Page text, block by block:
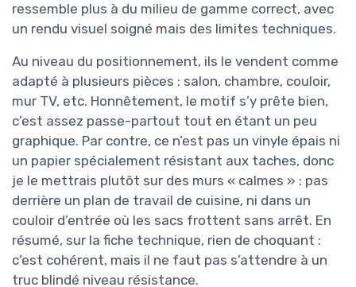
ressemble plus à du milieu de gamme correct, avec
un rendu visuel soigné mais des limites techniques.
Au niveau du positionnement, ils le vendent comme
adapté à plusieurs pièces : salon, chambre, couloir,
mur TV, etc. Honnêtement, le motif s’y prête bien,
c’est assez passe-partout tout en étant un peu
graphique. Par contre, ce n’est pas un vinyle épais ni
un papier spécialement résistant aux taches, donc
je le mettrais plutôt sur des murs « calmes » : pas
derrière un plan de travail de cuisine, ni dans un
couloir d’entrée où les sacs frottent sans arrêt. En
résumé, sur la fiche technique, rien de choquant :
c’est cohérent, mais il ne faut pas s’attendre à un
truc blindé niveau résistance.